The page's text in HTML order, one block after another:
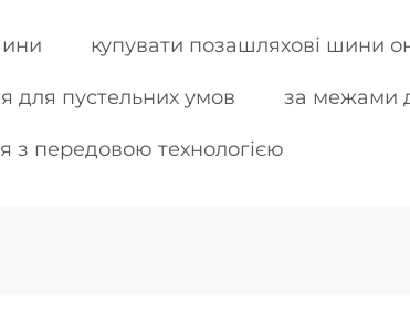
купувати позашляхові шини
для пустельних умов за межами
з передовою технологією